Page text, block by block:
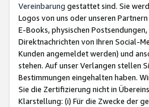
Vereinbarung gestattet sind. Sie
Logos von uns oder unseren
E-Books, physischen
Direktnachrichten von Ihren Social-
Kunden angemeldet werden) und
stehen. Auf unser Verlangen stellen
Bestimmungen eingehalten haben.
Sie die Zertifizierung nicht in
Klarstellung: (i) Für die Zwecke der